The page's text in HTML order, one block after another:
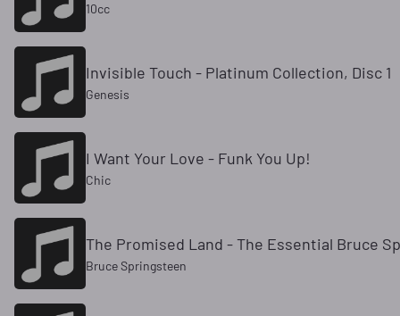
10cc
Invisible Touch - Platinum Collection, Disc 1
Genesis
I Want Your Love - Funk You Up!
Chic
The Promised Land - The Essential Bruce
Bruce Springsteen